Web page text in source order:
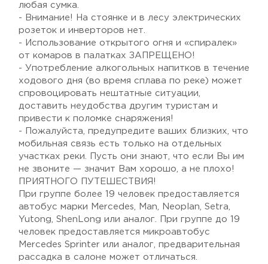
любая сумка.
- Внимание! На стоянке и в лесу электрических
розеток и инверторов нет.
- Использование открытого огня и «спиралек»
от комаров в палатках ЗАПРЕЩЕНО!
- Употребление алкогольных напитков в течение
ходового дня (во время сплава по реке) может
спровоцировать нештатные ситуации,
доставить неудобства другим туристам и
привести к поломке снаряжения!
- Пожалуйста, предупредите ваших близких, что
мобильная связь есть только на отдельных
участках реки. Пусть они знают, что если Вы им
не звоните — значит Вам хорошо, а не плохо!
ПРИЯТНОГО ПУТЕШЕСТВИЯ!
При группе более 19 человек предоставляется
автобус марки Mercedes, Man, Neoplan, Setra,
Yutong, ShenLong или аналог. При группе до 19
человек предоставляется микроавтобус
Mercedes Sprinter или аналог, предварительная
рассадка в салоне может отличаться.